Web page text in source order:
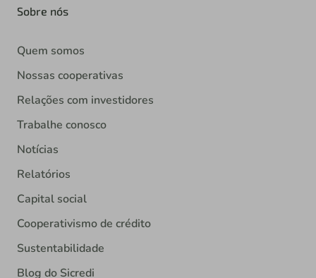
Sobre nós
Quem somos
Nossas cooperativas
Relações com investidores
Trabalhe conosco
Notícias
Relatórios
Capital social
Cooperativismo de crédito
Sustentabilidade
Blog do Sicredi